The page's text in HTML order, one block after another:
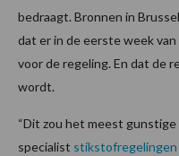
bedraagt. Bronnen in
dat er in de eerste week
voor de regeling. En dat de
wordt.
“Dit zou het meest gunstige
specialist stikstofregelingen